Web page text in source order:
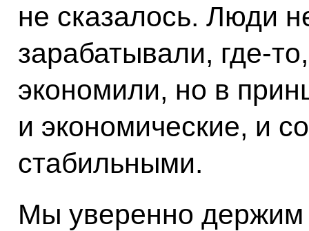
не сказалось. Люди
зарабатывали,
экономили, но в
и экономические, и
стабильными.
Мы уверенно